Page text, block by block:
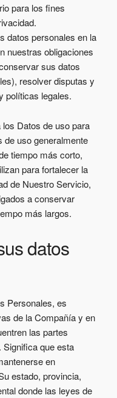
para los fines
datos personales en la
nuestras obligaciones
sus datos
resolver disputas y
políticas legales.
Datos de uso para
de uso generalmente
tiempo más corto,
para fortalecer la
de Nuestro Servicio,
a conservar
más largos.
datos
Personales, es
de la Compañía y en
las partes
que esta
en
estado, provincia,
donde las leyes de